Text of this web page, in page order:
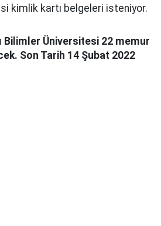
kimlik kartı belgeleri isteniyor.
Bilimler Üniversitesi 22 memur
Son Tarih 14 Şubat 2022